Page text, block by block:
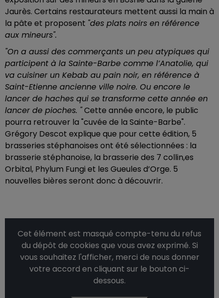
Jaurès. Certains restaurateurs mettent aussi la main à
la pâte et proposent "des plats noirs en référence
aux mineurs".
"On a aussi des commerçants un peu atypiques qui
participent à la Sainte-Barbe comme l’Anatolie, qui
va cuisiner un Kebab au pain noir, en référence à
Saint-Etienne ancienne ville noire. Ou encore le
lancer de haches qui se transforme cette année en
lancer de pioches. "Cette année encore, le public
pourra retrouver la "cuvée de la Sainte-Barbe".
Grégory Descot explique que pour cette édition, 5
brasseries stéphanoises ont été sélectionnées : la
brasserie stéphanoise, la brasserie des 7 collin,es
Orbital, Phylum Fungi et les Gueules d’Orge. 5
nouvelles bières seront donc à découvrir.
Cet élément est masqué compte-tenu du refus
du dépôt de cookies que vous avez exprimé. Si
vous souhaitez l'afficher, merci de nous donner
votre accord en cliquant sur le bouton ci-
dessous.